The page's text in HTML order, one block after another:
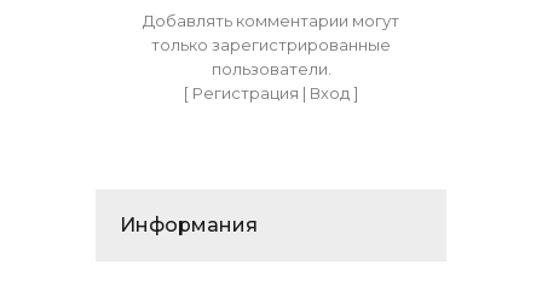
Добавлять комментарии могут
только зарегистрированные
пользователи.
[ Регистрация | Вход]
Информания